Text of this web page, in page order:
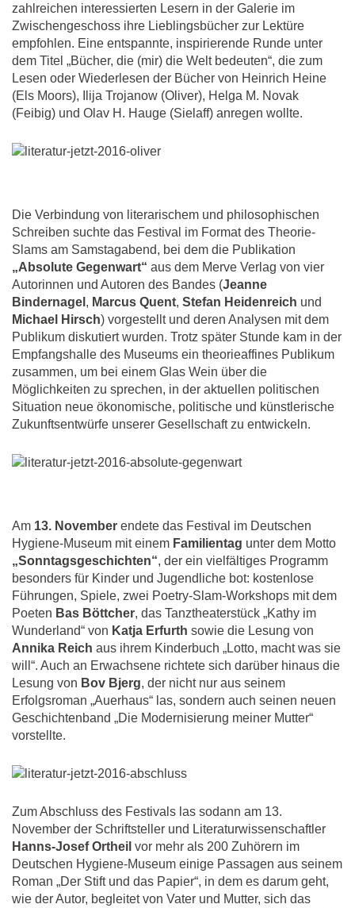
zahlreichen interessierten Lesern in der Galerie im
Zwischengeschoss ihre Lieblingsbücher zur Lektüre
empfohlen. Eine entspannte, inspirierende Runde unter
dem Titel „Bücher, die (mir) die Welt bedeuten“, die zum
Lesen oder Wiederlesen der Bücher von Heinrich Heine
(Els Moors), Ilija Trojanow (Oliver), Helga M. Novak
(Feibig) und Olav H. Hauge (Sielaff) anregen wollte.
Die Verbindung von literarischem und philosophischen
Schreiben suchte das Festival im Format des Theorie-
Slams am Samstagabend, bei dem die Publikation
„Absolute Gegenwart“ aus dem Merve Verlag von vier
Autorinnen und Autoren des Bandes (Jeanne
Bindernagel , Marcus Quent, Stefan Heidenreich und
Michael Hirsch) vorgestellt und deren Analysen mit dem
Publikum diskutiert wurden. Trotz später Stunde kam in der
Empfangshalle des Museums ein theorieaffines Publikum
zusammen, um bei einem Glas Wein über die
Möglichkeiten zu sprechen, in der aktuellen politischen
Situation neue ökonomische, politische und künstlerische
Zukunftsentwürfe unserer Gesellschaft zu entwickeln.
Am 13. November endete das Festival im Deutschen
Hygiene-Museum mit einem Familientag unter dem Motto
„Sonntagsgeschichten“, der ein vielfältiges Programm
besonders für Kinder und Jugendliche bot: kostenlose
Führungen, Spiele, zwei Poetry-Slam-Workshops mit dem
Poeten Bas Böttcher, das Tanztheaterstück „Kathy im
Wunderland“ von Katja Erfurth sowie die Lesung von
Annika Reich aus ihrem Kinderbuch „Lotto, macht was sie
will“. Auch an Erwachsene richtete sich darüber hinaus die
Lesung von Bov Bjerg, der nicht nur aus seinem
Erfolgsroman „Auerhaus“ las, sondern auch seinen neuen
Geschichtenband „Die Modernisierung meiner Mutter“
vorstellte.
Zum Abschluss des Festivals las sodann am 13.
November der Schriftsteller und Literaturwissenschaftler
Hanns-Josef Ortheil vor mehr als 200 Zuhörern im
Deutschen Hygiene-Museum einige Passagen aus seinem
Roman „Der Stift und das Papier“, in dem es darum geht,
wie der Autor, begleitet von Vater und Mutter, sich das